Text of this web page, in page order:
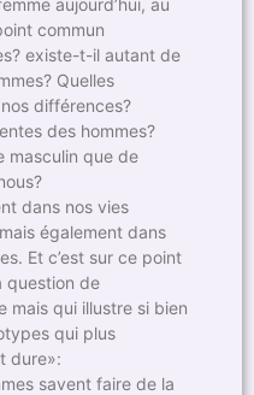
commun
existe-t-il autant de
Quelles
différences?
des hommes?
masculin que de
dans nos vies
également dans
Et c’est sur ce point
question de
mais qui illustre si bien
qui plus
dure»:
savent faire de la